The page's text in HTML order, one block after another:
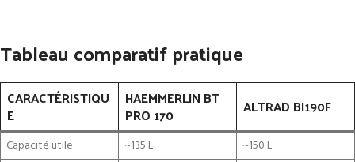
Tableau comparatif pratique
CARACTÉRISTIQU
E
HAEMMERLIN BT
PRO 170 ALTRAD BI190F
Capacité utile ~135 L
~150 L